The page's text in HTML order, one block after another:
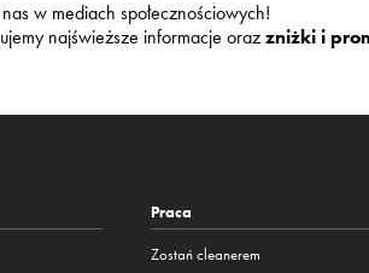
nas w mediach społecznościowych!
najświeższe informacje oraz zniżki i
Praca
Zostań cleanerem